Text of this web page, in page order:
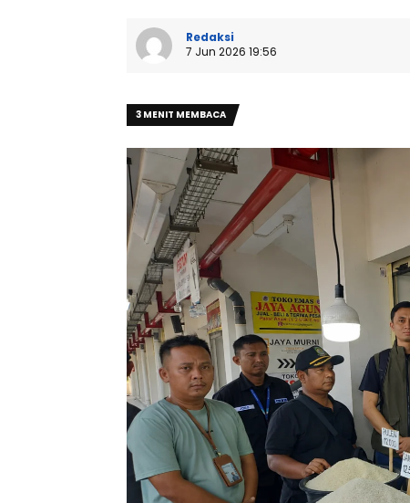
Redaksi
7 Jun 2026 19:56
3 MENIT MEMBACA